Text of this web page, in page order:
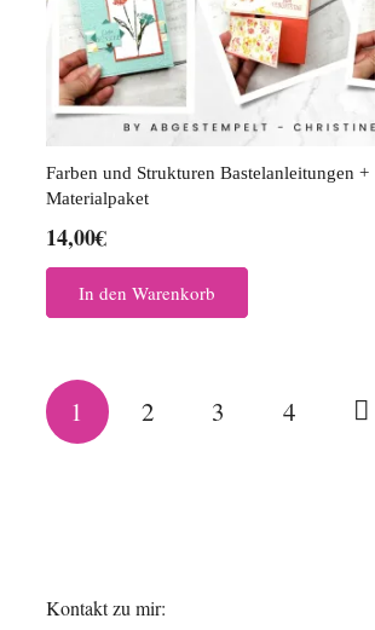
Farben und Strukturen Bastelanleitungen +
Materialpaket
14,00€
In den Warenkorb
Seitennummerierung
1 2 3 4
Kontakt zu mir: